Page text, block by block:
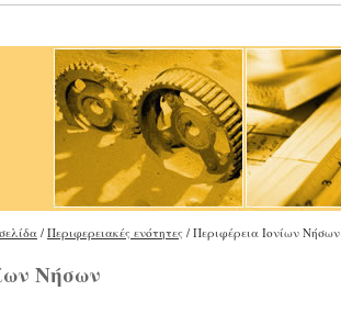
/ Περιφερειακές ενότητες / Περιφέρεια Ιονίων Νήσων
Νήσων